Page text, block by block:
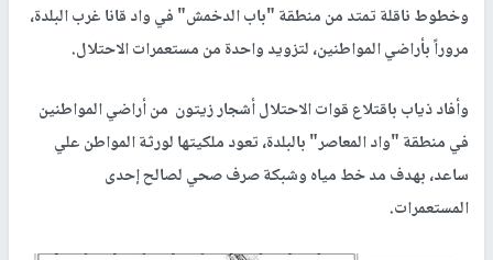
وخطوط ناقلة تمتد من منطقة "باب الدخمش" في واد قانا غرب البلدة،
مروراً بأراضي المواطنين، لتزويد واحدة من مستعمرات الاحتلال.
وأفاد ذياب باقتلاع قوات الاحتلال أشجار زيتون من أراضي المواطنين
في منطقة "واد المعاصر" بالبلدة، تعود ملكيتها لورثة المواطن علي
ساعد، بهدف مد خط مياه وشبكة صرف صحي لصالح إحدى
المستعمرات.